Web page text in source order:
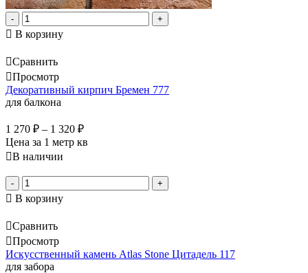
- +
В корзину
Сравнить
Просмотр
Декоративный кирпич Бремен 777
для балкона
1 270 ₽ – 1 320 ₽
Цена за 1 метр кв
В наличии
- +
В корзину
Сравнить
Просмотр
Искусственный камень Atlas Stone Цитадель 117
для забора